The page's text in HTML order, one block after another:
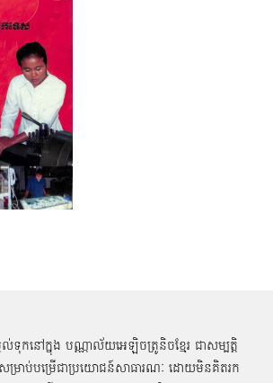
ទុកនៅក្នុង បណ្ណាល័យអេឡិចត្រូនិចខ្មែរ ជាសម្បតិ្ត
សម្រាប់បម្រើជាប្រយោជន៍សាធារណៈ ដោយមិនគិតរក